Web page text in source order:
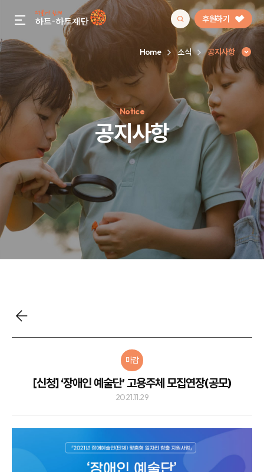
gnb menu open 후원하기
인기 키워드
#정기후원#하트플레이스#캠페인#팬덤후원
Home 소식 공지사항
Notice
공지사항
마감
[신청] ‘장애인 예술단’ 고용주체 모집연장(공모)
2021.11.29